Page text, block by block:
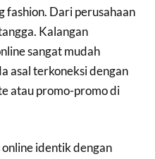
fashion. Dari perusahaan
Kalangan
sangat mudah
asal terkoneksi dengan
atau promo-promo di
identik dengan